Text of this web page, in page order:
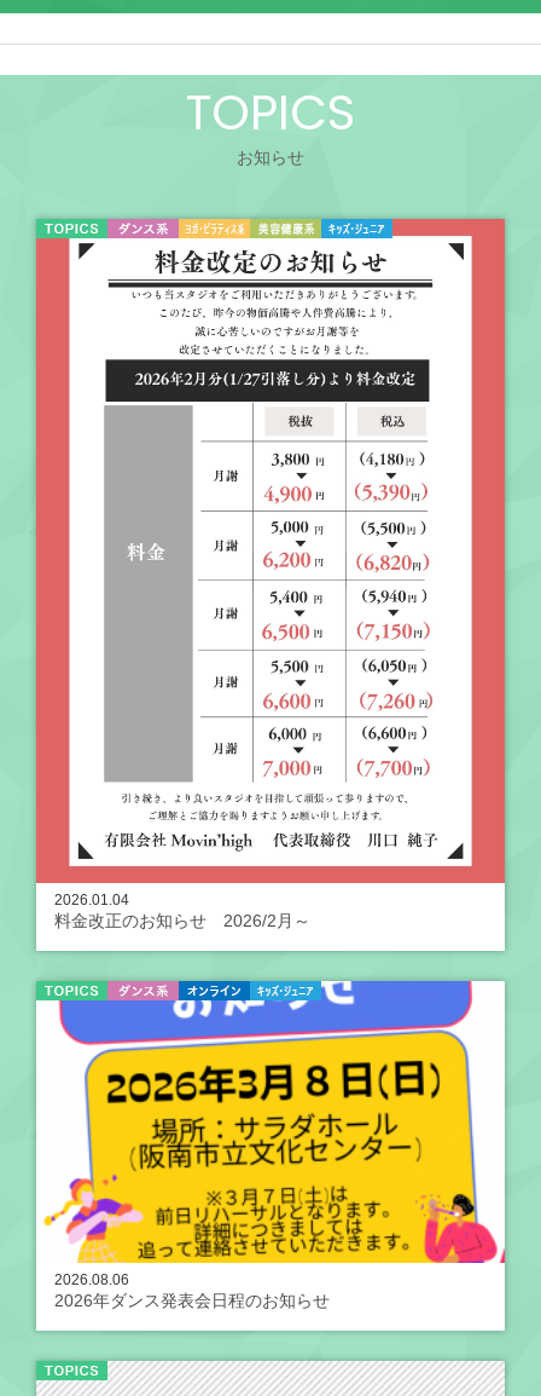
TOPICS
お知らせ
2026.01.04
料金改正のお知らせ 2026/2月～
2026.08.06
2026年ダンス発表会日程のお知らせ